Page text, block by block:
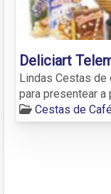
Deliciart
Lindas Cestas de
para presentear a
Cestas de